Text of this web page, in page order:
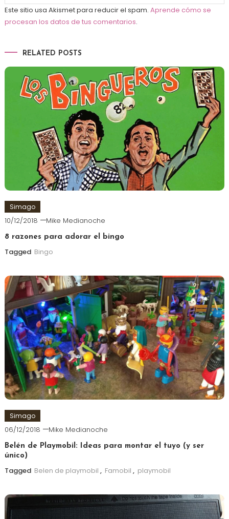
Este sitio usa Akismet para reducir el spam. Aprende cómo se
procesan los datos de tus comentarios.
RELATED POSTS
Simago
10/12/2018 Mike Medianoche
8 razones para adorar el bingo
Tagged Bingo
Simago
06/12/2018 Mike Medianoche
Belén de Playmobil: Ideas para montar el tuyo (y ser
único)
Tagged Belen de playmobil , Famobil , playmobil